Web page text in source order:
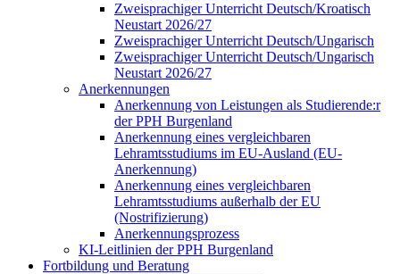
Zweisprachiger Unterricht Deutsch/Kroatisch
Neustart 2026/27
Zweisprachiger Unterricht Deutsch/Ungarisch
Zweisprachiger Unterricht Deutsch/Ungarisch
Neustart 2026/27
Anerkennungen
Anerkennung von Leistungen als Studierende:r
der PPH Burgenland
Anerkennung eines vergleichbaren
Lehramtsstudiums im EU-Ausland (EU-
Anerkennung)
Anerkennung eines vergleichbaren
Lehramtsstudiums außerhalb der EU
(Nostrifizierung)
Anerkennungsprozess
KI-Leitlinien der PPH Burgenland
Fortbildung und Beratung